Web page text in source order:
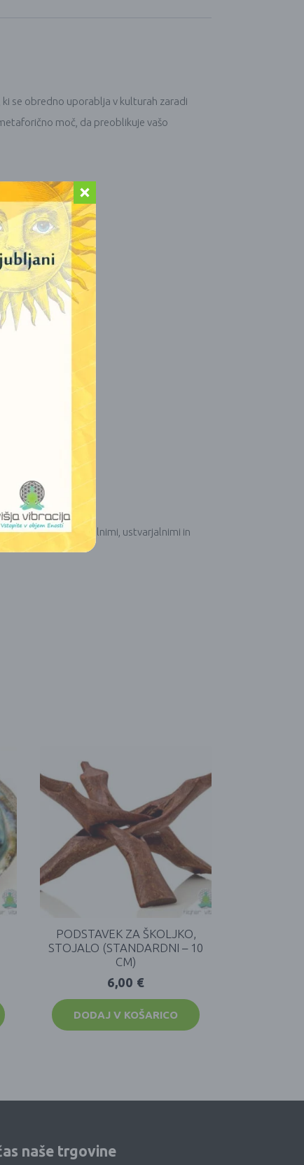
se obredno uporablja v kulturah zaradi
moč, da preoblikuje vašo
z vašimi negovalnimi, ustvarjalnimi in
PODSTAVEK ZA ŠKOLJKO,
STOJALO (STANDARDNI – 10
CM)
6,00 €
DODAJ V KOŠARICO
naše trgovine